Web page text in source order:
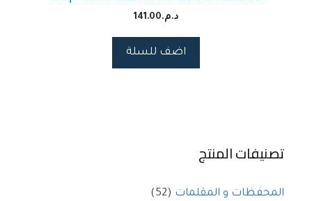
د.م.141.00
اضف للسلة
تصنيفات المنتج
المحفظات و المقلمات (52)